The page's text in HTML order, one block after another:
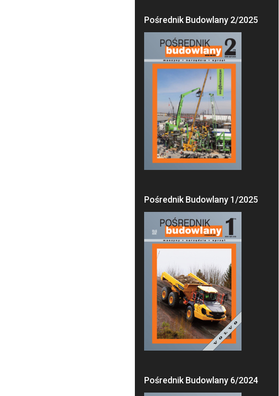
Pośrednik Budowlany 2/2025
Pośrednik Budowlany 1/2025
Pośrednik Budowlany 6/2024